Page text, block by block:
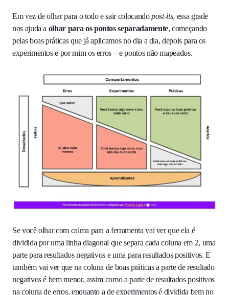
Em vez de olhar para o todo e sair colocandopost-its, essa grade
nos ajuda a olhar para os pontos separadamente, começando
pelas boas práticas que já aplicamos no dia a dia, depois para os
experimentos e por mim os erros – e pontos não mapeados.
Se você olhar com calma para a ferramenta vai ver que ela é
dividida por uma linha diagonal que separa cada coluna em 2, uma
parte para resultados negativos e uma para resultados positivos. E
também vai ver que na coluna de boas práticas a parte de resultado
negativos é bem menor, assim como a parte de resultados positivos
na coluna de erros, enquanto a de experimentos é dividida bem no